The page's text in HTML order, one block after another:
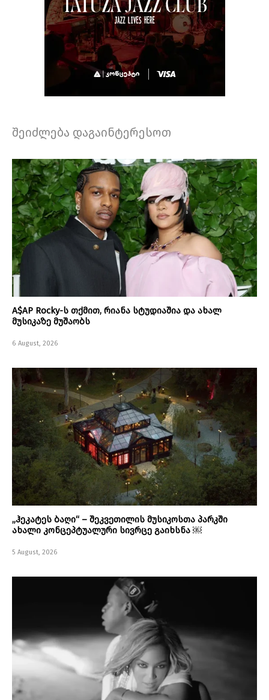
შეიძლება დაგაინტერესოთ
A$AP Rocky-ს თქმით, რიანა სტუდიაშია და ახალ
მუსიკაზე მუშაობს
6 August, 2026
„ჰეკატეს ბაღი“ – შეკვეთილის მუსიკოსთა პარკში
ახალი კონცეპტუალური სივრცე გაიხსნა ￼
5 August, 2026